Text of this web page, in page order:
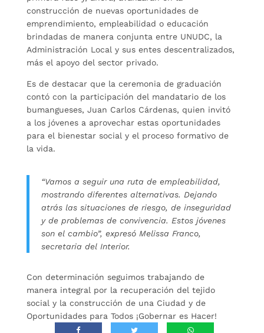
construcción de nuevas oportunidades de
emprendimiento, empleabilidad o educación
brindadas de manera conjunta entre UNUDC, la
Administración Local y sus entes descentralizados,
más el apoyo del sector privado.
Es de destacar que la ceremonia de graduación
contó con la participación del mandatario de los
bumangueses, Juan Carlos Cárdenas, quien invitó
a los jóvenes a aprovechar estas oportunidades
para el bienestar social y el proceso formativo de
la vida.
“Vamos a seguir una ruta de empleabilidad,
mostrando diferentes alternativas. Dejando
atrás las situaciones de riesgo, de inseguridad
y de problemas de convivencia. Estos jóvenes
son el cambio”, expresó Melissa Franco,
secretaria del Interior.
Con determinación seguimos trabajando de
manera integral por la recuperación del tejido
social y la construcción de una Ciudad y de
Oportunidades para Todos ¡Gobernar es Hacer!